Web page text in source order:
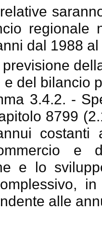
regionale
dal 1988
del bilancio
3.4.2. -
8799
e lo
alle